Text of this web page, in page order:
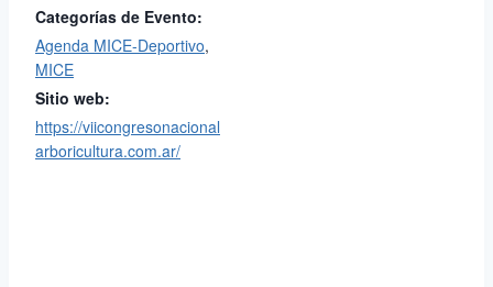
Categorías de Evento:
Agenda MICE-Deportivo,
MICE
Sitio web:
https://viicongresonacional
arboricultura.com.ar/